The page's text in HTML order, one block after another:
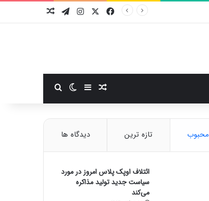
فیسبوکایکس اینستاگرام
تلگرام
نوشته تصادفی
سایدبارتغییر پوسته
محبوب تازه ترین دیدگاه ها
ائتلاف اوپک پلاس امروز در مورد
سیاست جدید تولید مذاکره
می‌کند